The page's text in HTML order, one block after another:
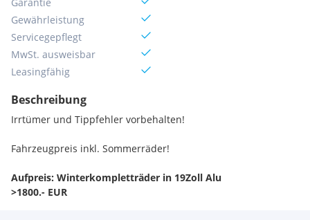
Gewährleistung
Servicegepflegt
MwSt. ausweisbar
Leasingfähig
Beschreibung
Irrtümer und Tippfehler vorbehalten!
Fahrzeugpreis inkl. Sommerräder!
Aufpreis: Winterkompletträder in 19Zoll Alu
>1800.- EUR